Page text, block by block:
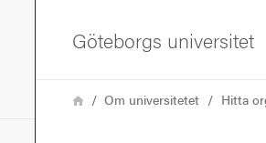
Göteborgs universitet
LänkstigHemOm universitetet Hitta